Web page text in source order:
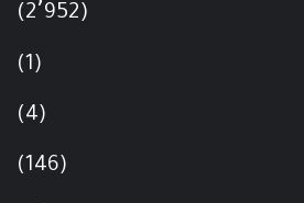
(2٬952)
(1)
(4)
(146)